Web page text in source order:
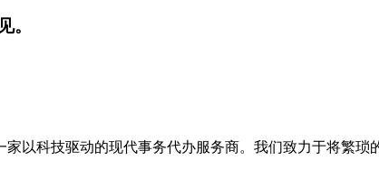
。
家以科技驱动的现代事务代办服务商。我们致力于将繁